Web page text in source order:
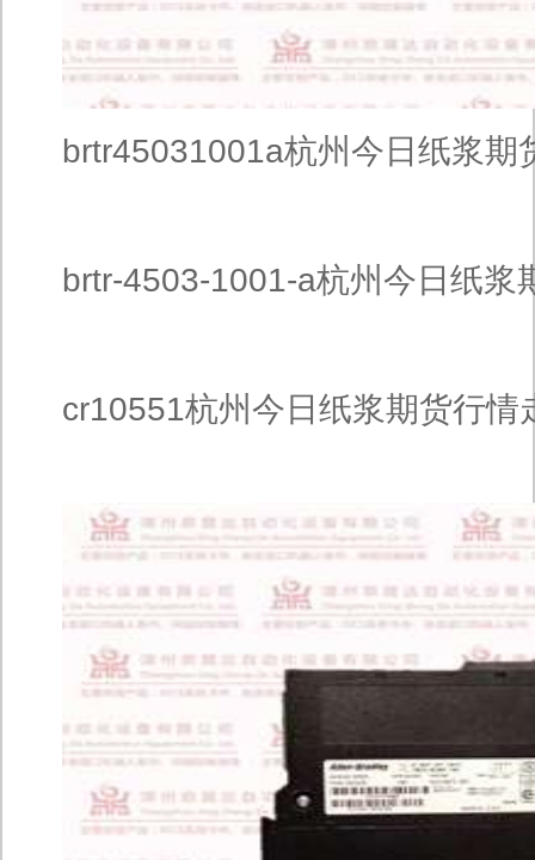
brtr45031001a杭州今日纸浆期
brtr-4503-1001-a杭州今日纸浆
cr10551杭州今日纸浆期货行情